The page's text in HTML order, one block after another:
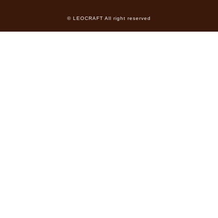
© LEOCRAFT All right reserved